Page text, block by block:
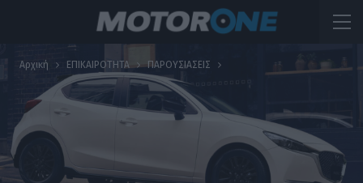
Αρχική ΕΠΙΚΑΙΡΟΤΗΤΑ ΠΑΡΟΥΣΙΑΣΕΙΣ